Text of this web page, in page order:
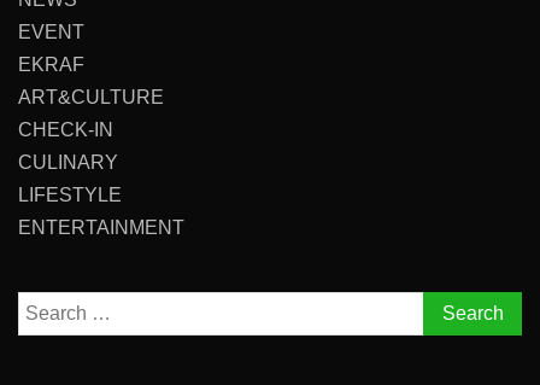
EVENT
EKRAF
ART&CULTURE
CHECK-IN
CULINARY
LIFESTYLE
ENTERTAINMENT
Search
for: